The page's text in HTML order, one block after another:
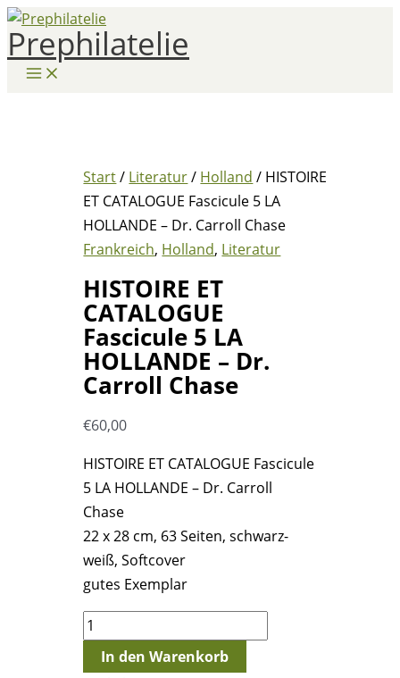
Zum
Inhalt
springen
Prephilatelie
Start/ Literatur/ Holland / HISTOIRE
ET CATALOGUE Fascicule 5 LA
HOLLANDE – Dr. Carroll Chase
Frankreich, Holland, Literatur
HISTOIRE ET
CATALOGUE
Fascicule 5 LA
HOLLANDE – Dr.
Carroll Chase
€60,00
HISTOIRE ET CATALOGUE Fascicule
5 LA HOLLANDE – Dr. Carroll
Chase
22 x 28 cm, 63 Seiten, schwarz-
weiß, Softcover
gutes Exemplar
HISTOIRE
ET
CATALOGUE
In den Warenkorb